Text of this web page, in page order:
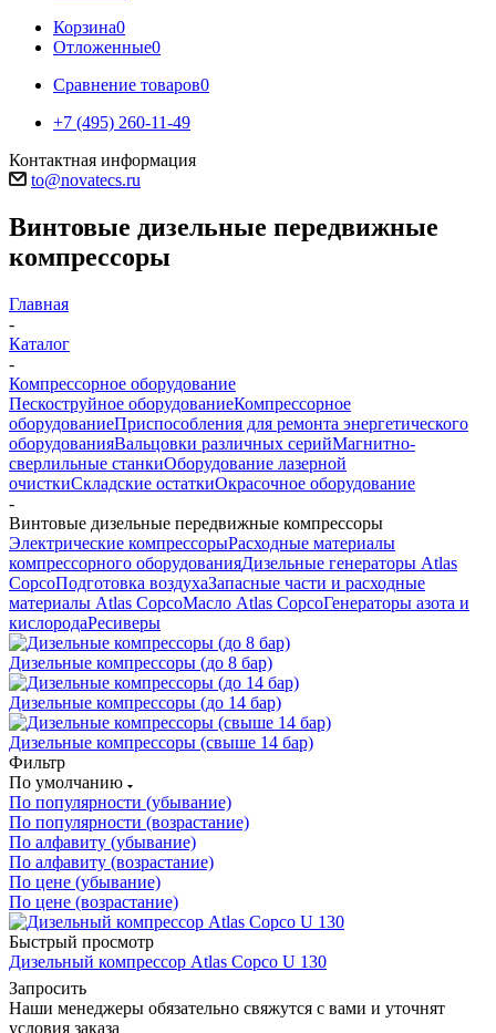
Корзина0
Отложенные0
Сравнение товаров0
+7 (495) 260-11-49
Контактная информация
to@novatecs.ru
Винтовые дизельные передвижные
компрессоры
Главная
-
Каталог
-
Компрессорное оборудование
Пескоструйное оборудованиеКомпрессорное
оборудованиеПриспособления для ремонта энергетического
оборудованияВальцовки различных серийМагнитно-
сверлильные станкиОборудование лазерной
очисткиСкладские остаткиОкрасочное оборудование
-
Винтовые дизельные передвижные компрессоры
Электрические компрессорыРасходные материалы
компрессорного оборудованияДизельные генераторы Atlas
CopcoПодготовка воздухаЗапасные части и расходные
материалы Atlas CopcoМасло Atlas CopcoГенераторы азота и
кислородаРесиверы
Дизельные компрессоры (до 8 бар)
Дизельные компрессоры (до 14 бар)
Дизельные компрессоры (свыше 14 бар)
Фильтр
По умолчанию
По популярности (убывание)
По популярности (возрастание)
По алфавиту (убывание)
По алфавиту (возрастание)
По цене (убывание)
По цене (возрастание)
Быстрый просмотр
Дизельный компрессор Atlas Copco U 130
Запросить
Наши менеджеры обязательно свяжутся с вами и уточнят
условия заказа